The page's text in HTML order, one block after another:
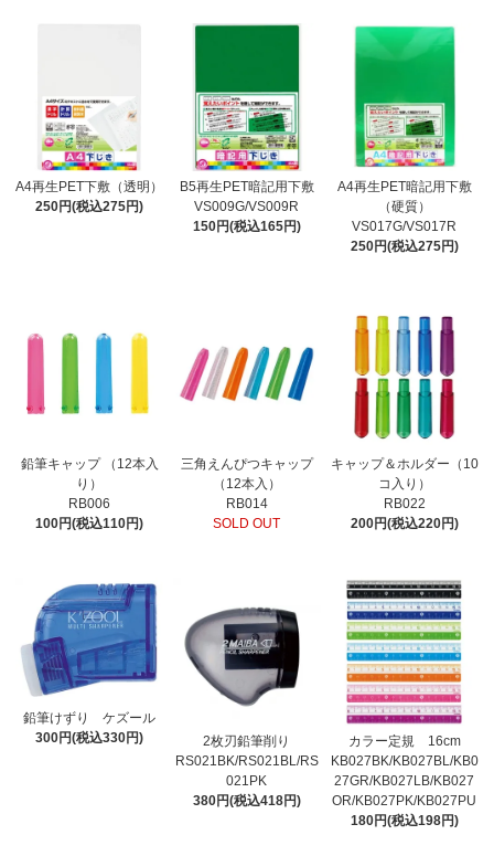
A4再生PET下敷（透明）
250円(税込275円)
B5再生PET暗記用下敷
VS009G/VS009R
150円(税込165円)
A4再生PET暗記用下敷
（硬質）
VS017G/VS017R
250円(税込275円)
鉛筆キャップ （12本入
り）
RB006
100円(税込110円)
三角えんぴつキャップ
（12本入）
RB014
SOLD OUT
キャップ＆ホルダー（10
コ入り）
RB022
200円(税込220円)
鉛筆けずり ケズール
300円(税込330円)
2枚刃鉛筆削り
RS021BK/RS021BL/RS
021PK
380円(税込418円)
カラー定規 16cm
KB027BK/KB027BL/KB0
27GR/KB027LB/KB027
OR/KB027PK/KB027PU
180円(税込198円)